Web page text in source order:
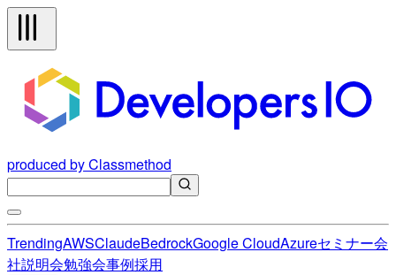
produced by Classmethod
TrendingAWSClaudeBedrockGoogle CloudAzureセミナー会
社説明会勉強会事例採用